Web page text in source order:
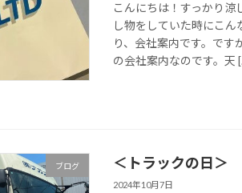
こんにちは！すっかり涼
し物をしていた時にこ
り、会社案内です。です
の会社案内なのです。天
ブログ ＜トラックの日＞
2024年10月7日